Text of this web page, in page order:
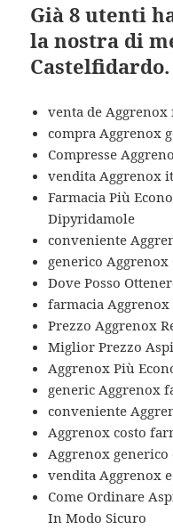
Già 8 utenti
la nostra di
Castelfidardo.
venta de Aggrenox
compra Aggrenox
Compresse
vendita Aggrenox
Farmacia Più
Dipyridamole
conveniente
generico Aggrenox
Dove Posso
farmacia Aggrenox
Prezzo Aggrenox
Miglior Prezzo
Aggrenox Più
generic Aggrenox
conveniente
Aggrenox costo
Aggrenox
vendita Aggrenox
Come Ordinare
In Modo Sicuro